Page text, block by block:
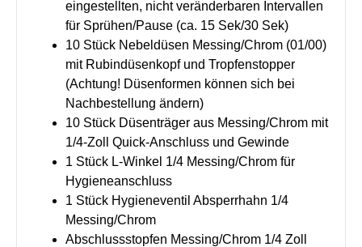
eingestellten, nicht veränderbaren Intervallen
für Sprühen/Pause (ca. 15 Sek/30 Sek)
10 Stück Nebeldüsen Messing/Chrom (01/00)
mit Rubindüsenkopf und Tropfenstopper
(Achtung! Düsenformen können sich bei
Nachbestellung ändern)
10 Stück Düsenträger aus Messing/Chrom mit
1/4-Zoll Quick-Anschluss und Gewinde
1 Stück L-Winkel 1/4 Messing/Chrom für
Hygieneanschluss
1 Stück Hygieneventil Absperrhahn 1/4
Messing/Chrom
Abschlussstopfen Messing/Chrom 1/4 Zoll